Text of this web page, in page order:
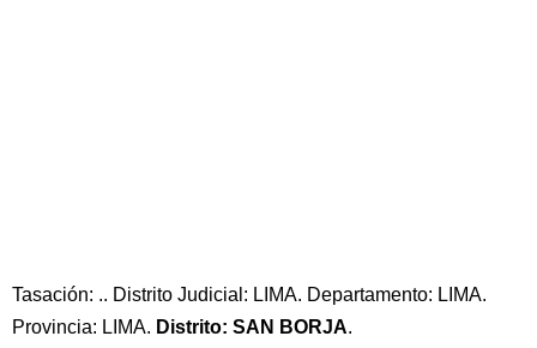
Tasación: .. Distrito Judicial: LIMA. Departamento: LIMA.
Provincia: LIMA. Distrito: SAN BORJA.